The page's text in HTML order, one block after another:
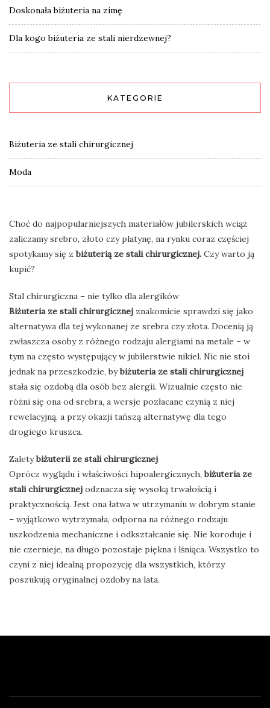
Doskonała biżuteria na zimę
Dla kogo biżuteria ze stali nierdzewnej?
KATEGORIE
Biżuteria ze stali chirurgicznej
Moda
Choć do najpopularniejszych materiałów jubilerskich wciąż
zaliczamy srebro, złoto czy platynę, na rynku coraz częściej
spotykamy się zbiżuterią ze stali chirurgicznej. Czy warto ją
kupić?
Stal chirurgiczna – nie tylko dla alergików
Biżuteria ze stali chirurgicznej znakomicie sprawdzi się jako
alternatywa dla tej wykonanej ze srebra czy złota. Docenią ją
zwłaszcza osoby z różnego rodzaju alergiami na metale – w
tym na często występujący w jubilerstwie nikiel. Nic nie stoi
jednak na przeszkodzie, bybiżuteria ze stali chirurgicznej
stała się ozdobą dla osób bez alergii. Wizualnie często nie
różni się ona od srebra, a wersje pozłacane czynią z niej
rewelacyjną, a przy okazji tańszą alternatywę dla tego
drogiego kruszca.
Zaletybiżuterii ze stali chirurgicznej
Oprócz wyglądu i właściwości hipoalergicznych,biżuteria ze
stali chirurgicznej odznacza się wysoką trwałością i
praktycznością. Jest ona łatwa w utrzymaniu w dobrym stanie
– wyjątkowo wytrzymała, odporna na różnego rodzaju
uszkodzenia mechaniczne i odkształcanie się. Nie koroduje i
nie czernieje, na długo pozostaje piękna i lśniąca. Wszystko to
czyni z niej idealną propozycję dla wszystkich, którzy
poszukują oryginalnej ozdoby na lata.